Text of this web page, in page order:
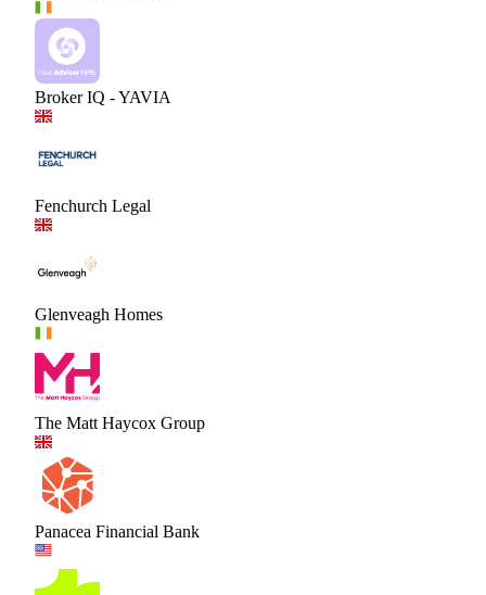
Broker IQ - YAVIA
Fenchurch Legal
Glenveagh Homes
The Matt Haycox Group
Panacea Financial Bank